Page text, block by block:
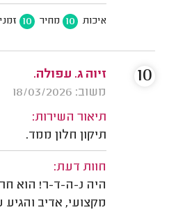
איכות 10 מחיר 10
זיוה ג. עפולה.
משוב: 18/03/2026
תיאור השירות:
תיקון חלון ממד.
חוות דעת:
היה נ-ה-ד-ר! הוא
מקצועי, אדיב והגיע
10